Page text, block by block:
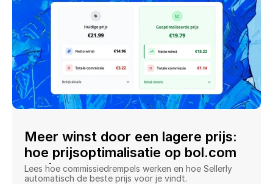
Meer winst door een lagere prijs:
hoe prijsoptimalisatie op bol.com
werkt
Lees hoe commissiedrempels werken en hoe Sellerly
automatisch de beste prijs voor je vindt.